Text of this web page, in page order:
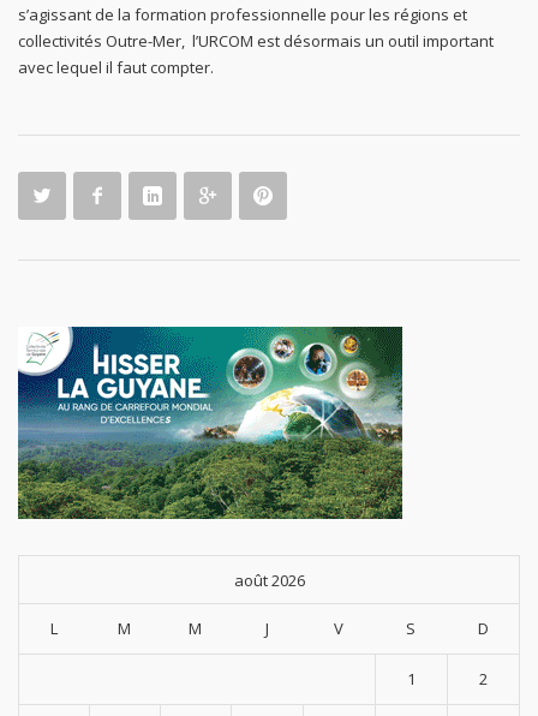
s’agissant de la formation professionnelle pour les régions et
collectivités Outre-Mer, l’URCOM est désormais un outil important
avec lequel il faut compter.
août 2026
L M M J V S D
1 2